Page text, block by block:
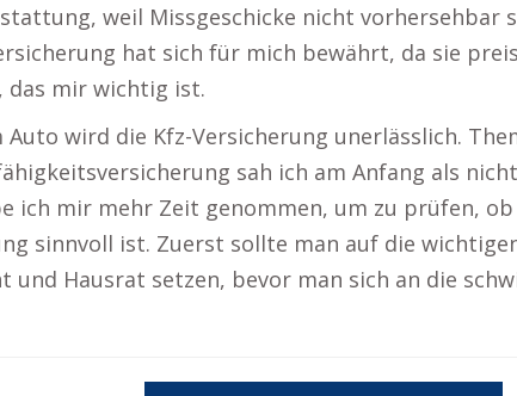
weil Missgeschicke nicht vorhersehbar
hat sich für mich bewährt, da sie
das mir wichtig ist.
Auto wird die Kfz-Versicherung unerlässlich.
sah ich am Anfang als
ich mir mehr Zeit genommen, um zu prüfen,
sinnvoll ist. Zuerst sollte man auf die
und Hausrat setzen, bevor man sich an die